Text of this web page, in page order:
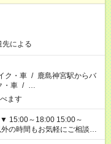
による
ク・車 / 鹿島神宮駅からバ
・車 / …
ます